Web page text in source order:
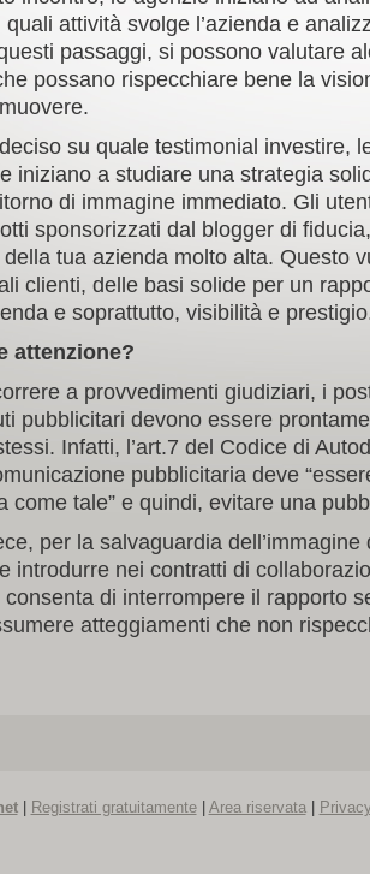
quali attività svolge l’azienda e
passaggi, si possono valutare
possano rispecchiare bene la
su quale testimonial investire,
iniziano a studiare una strategia
di immagine immediato. Gli
sponsorizzati dal blogger di
tua azienda molto alta. Questo
clienti, delle basi solide per un
e soprattutto, visibilità e
attenzione?
a provvedimenti giudiziari, i
pubblicitari devono essere
Infatti, l’art.7 del Codice di
pubblicitaria deve
come tale” e quindi, evitare una
per la salvaguardia dell’immagine
introdurre nei contratti di
di interrompere il rapporto
atteggiamenti che non
| Registrati gratuitamente| Area riservata|